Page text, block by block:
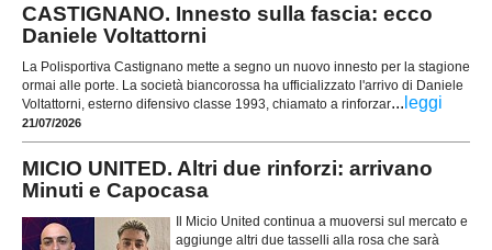
CASTIGNANO. Innesto sulla fascia: ecco
Daniele Voltattorni
La Polisportiva Castignano mette a segno un nuovo innesto per la stagione
ormai alle porte. La società biancorossa ha ufficializzato l'arrivo di Daniele
Voltattorni, esterno difensivo classe 1993, chiamato a rinforzar... leggi
21/07/2026
MICIO UNITED. Altri due rinforzi: arrivano
Minuti e Capocasa
Il Micio United continua a muoversi sul mercato e
aggiunge altri due tasselli alla rosa che sarà